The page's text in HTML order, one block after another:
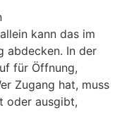
kann das im
abdecken. In der
für Öffnung,
Zugang hat, muss
oder ausgibt,